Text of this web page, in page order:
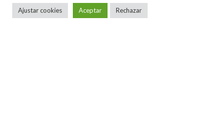
rock ‘aussie’ de la mano de«Knocked Out Cold» e
«It’s Allright».¿Alguien puede resistirse a la energía
Ajustar cookies Aceptar Rechazar